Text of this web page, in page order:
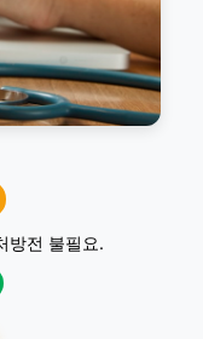
방전 불필요.